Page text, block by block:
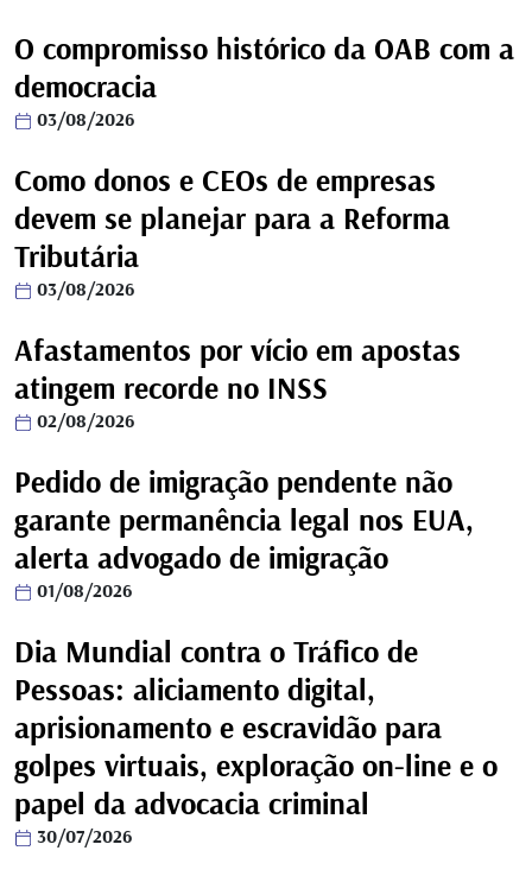
O compromisso histórico da OAB com a
democracia
03/08/2026
Como donos e CEOs de empresas
devem se planejar para a Reforma
Tributária
03/08/2026
Afastamentos por vício em apostas
atingem recorde no INSS
02/08/2026
Pedido de imigração pendente não
garante permanência legal nos EUA,
alerta advogado de imigração
01/08/2026
Dia Mundial contra o Tráfico de
Pessoas: aliciamento digital,
aprisionamento e escravidão para
golpes virtuais, exploração on-line e o
papel da advocacia criminal
30/07/2026